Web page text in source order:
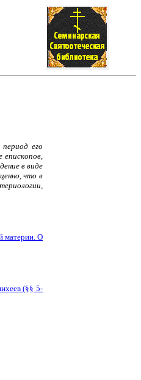
его
епископов,
в виде
что в
материи. О
(§§ 5-